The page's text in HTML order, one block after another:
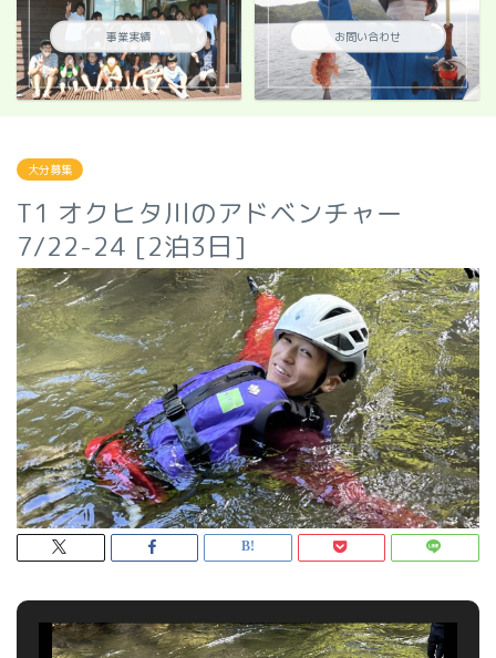
事業実績 お問い合わせ
大分募集
T1 オクヒタ川のアドベンチャー
7/22-24 [2泊3日]